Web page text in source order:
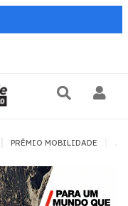
PRÊMIO MOBILIDADE